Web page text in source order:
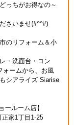
っちがお得なの～
さいませ(#^^#)
のリフォーム＆小
・洗面台・コン
ォームから、お風
シアライズ Siarise
ルーム店】
家1丁目1-25